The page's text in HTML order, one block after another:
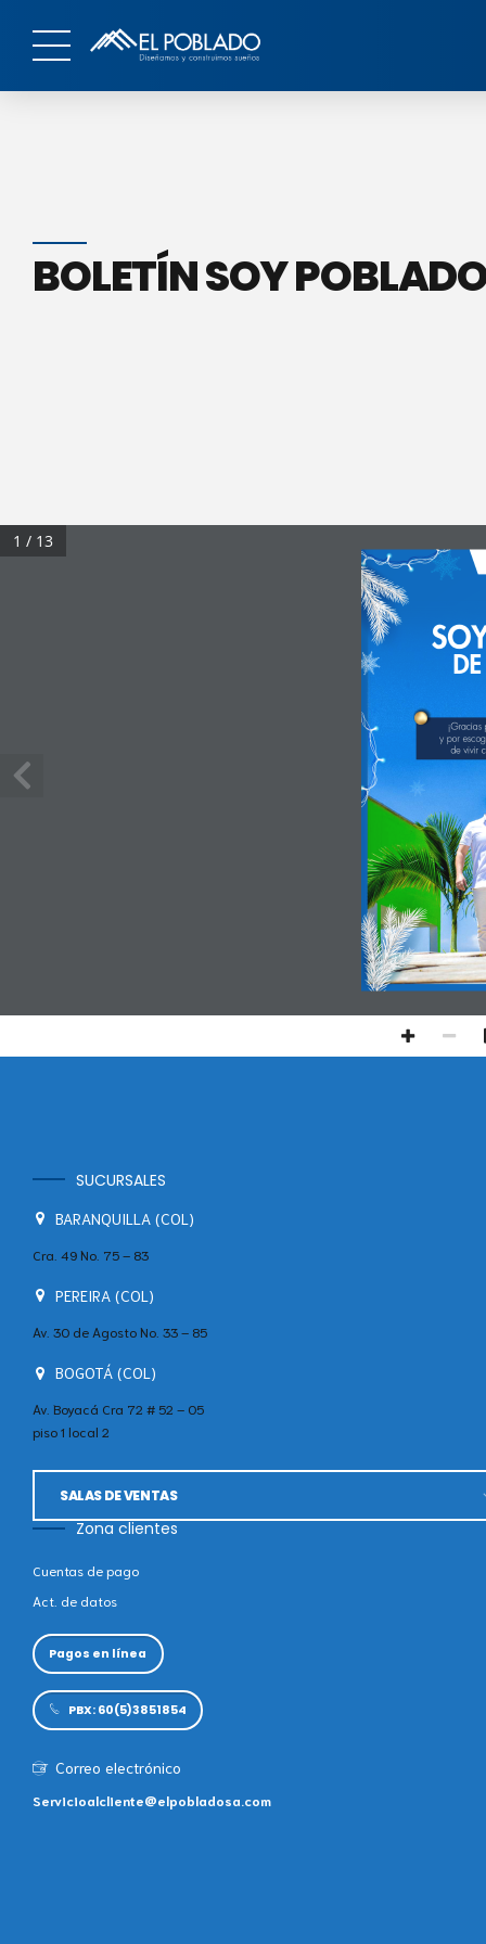
BOLETÍN SOY
¡Gracias
y por
de vivir
1 / 13
SUCURSALES
BARANQUILLA (COL)
Cra. 49 No. 75 – 83
PEREIRA (COL)
Av. 30 de Agosto No. 33 – 85
BOGOTÁ (COL)
Av. Boyacá Cra 72 # 52 – 05
piso 1 local 2
SALAS DE VENTAS
SALAS DE VENTAS
Zona clientes
Cuentas de pago
Act. de datos
Pagos en línea
PBX: 60(5)3851854
Correo electrónico
Servicioalcliente@elpobladosa.com